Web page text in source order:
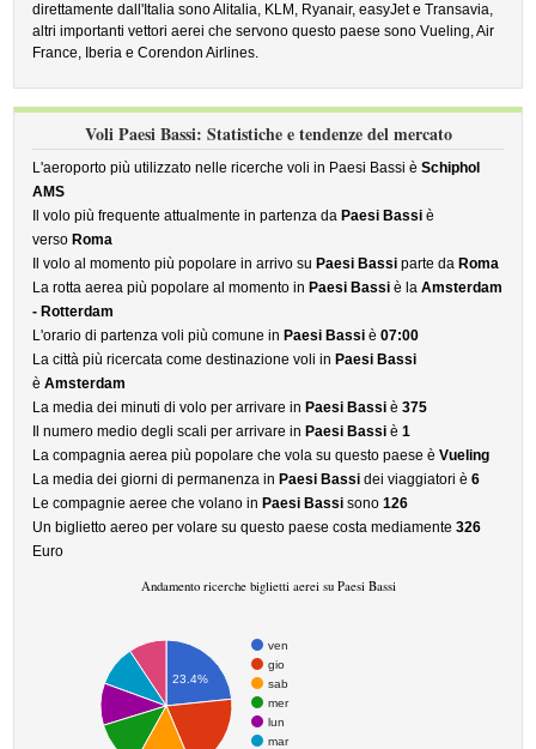
direttamente dall'Italia sono Alitalia, KLM, Ryanair, easyJet e Transavia,
altri importanti vettori aerei che servono questo paese sono Vueling, Air
France, Iberia e Corendon Airlines.
Voli Paesi Bassi: Statistiche e tendenze del mercato
L'aeroporto più utilizzato nelle ricerche voli in Paesi Bassi èSchiphol
AMS
Il volo più frequente attualmente in partenza da Paesi Bassi è
verso Roma
Il volo al momento più popolare in arrivo su Paesi Bassi parte da Roma
La rotta aerea più popolare al momento in Paesi Bassi è laAmsterdam
- Rotterdam
L'orario di partenza voli più comune in Paesi Bassi è07:00
La città più ricercata come destinazione voli in Paesi Bassi
èAmsterdam
La media dei minuti di volo per arrivare in Paesi Bassi è375
Il numero medio degli scali per arrivare in Paesi Bassi è1
La compagnia aerea più popolare che vola su questo paese èVueling
La media dei giorni di permanenza in Paesi Bassi dei viaggiatori è6
Le compagnie aeree che volano in Paesi Bassi sono126
Un biglietto aereo per volare su questo paese costa mediamente326
Euro
Andamento ricerche biglietti aerei su Paesi Bassi
ven
gio
sab
mer
lun
mar
23.4%